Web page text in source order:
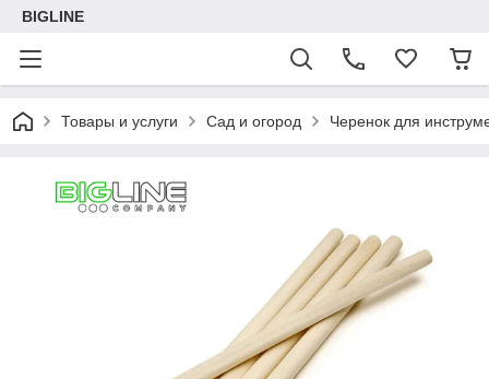
BIGLINE
Товары и услуги Сад и огород Черенок для